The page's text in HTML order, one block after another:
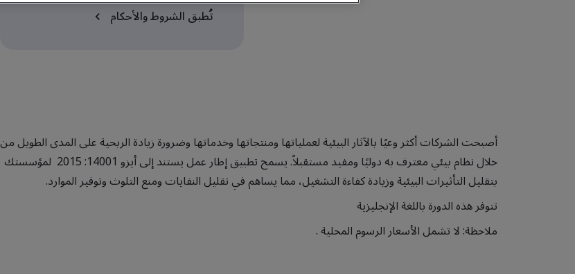
تُطبق الشروط والأحكام
أصبحت الشركات أكثر وعيًا بالآثار البيئية لعملياتها ومنتجاتها وخدماتها وضرورة زيادة الربحية على المدى الطويل من
خلال نظام بيئي معترف به دوليًا ومفيد مستقبلاً. يسمح تطبيق إطار عمل يستند إلى أيزو 14001: 2015 لمؤسستك
بتقليل التأثيرات البيئية وزيادة كفاءة التشغيل، مما يساهم في تقليل النفايات ومنع التلوث وتوفير الموارد.
تتوفر هذه الدورة باللغة الإنجليزية
ملاحظة: لا تشمل الأسعار الرسوم المحلية .